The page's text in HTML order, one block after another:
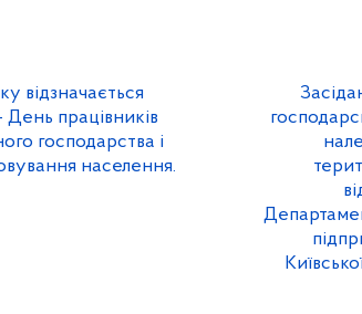
відзначається
працівників
господарства і
населення.